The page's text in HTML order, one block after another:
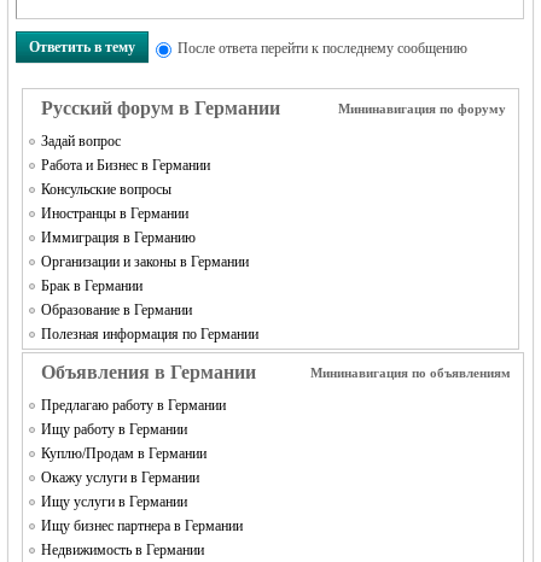
Ответить в тему После ответа перейти к последнему сообщению
Русский форум в Германии Мининавигация по форуму
Задай вопрос
Работа и Бизнес в Германии
Консульские вопросы
Иностранцы в Германии
Иммиграция в Германию
Организации и законы в Германии
Брак в Германии
Образование в Германии
Полезная информация по Германии
Объявления в Германии Мининавигация по объявлениям
Предлагаю работу в Германии
Ищу работу в Германии
Куплю/Продам в Германии
Окажу услуги в Германии
Ищу услуги в Германии
Ищу бизнес партнера в Германии
Недвижимость в Германии